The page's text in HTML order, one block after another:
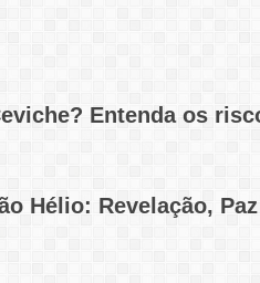
Entenda os
Hélio: Revelação,